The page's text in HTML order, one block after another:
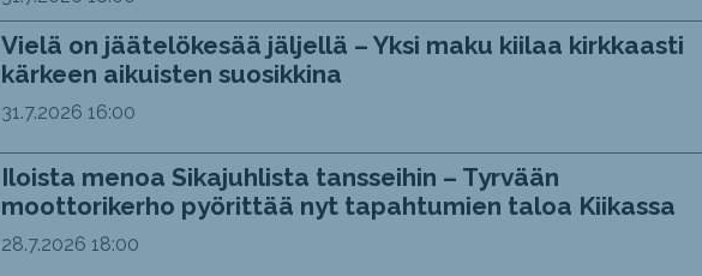
Vielä on jäätelökesää jäljellä – Yksi maku kiilaa kirkkaasti
kärkeen aikuisten suosikkina
31.7.2026 16:00
Iloista menoa Sikajuhlista tansseihin – Tyrvään
moottorikerho pyörittää nyt tapahtumien taloa Kiikassa
28.7.2026 18:00